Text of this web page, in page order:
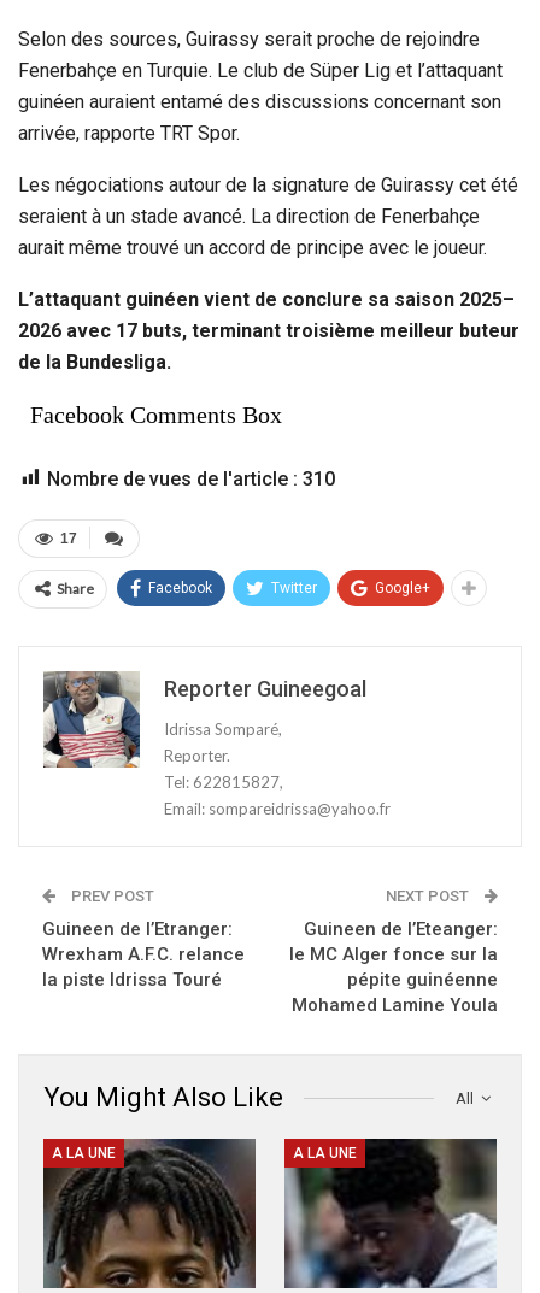
Selon des sources, Guirassy serait proche de rejoindre
Fenerbahçe en Turquie. Le club de Süper Lig et l’attaquant
guinéen auraient entamé des discussions concernant son
arrivée, rapporte TRT Spor.
Les négociations autour de la signature de Guirassy cet été
seraient à un stade avancé. La direction de Fenerbahçe
aurait même trouvé un accord de principe avec le joueur.
L’attaquant guinéen vient de conclure sa saison 2025–
2026 avec 17 buts, terminant troisième meilleur buteur
de la Bundesliga.
Facebook Comments Box
Nombre de vues de l'article : 310
17
Share Facebook Twitter Google+
Reporter Guineegoal
Idrissa Somparé,
Reporter.
Tel: 622815827,
Email: sompareidrissa@yahoo.fr
PREV POST
Guineen de l’Etranger:
Wrexham A.F.C. relance
la piste Idrissa Touré
NEXT POST
Guineen de l’Eteanger:
le MC Alger fonce sur la
pépite guinéenne
Mohamed Lamine Youla
All
You Might Also Like
A LA UNE A LA UNE